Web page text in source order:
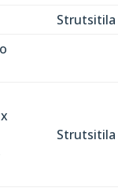
Strutsitila
Strutsitila